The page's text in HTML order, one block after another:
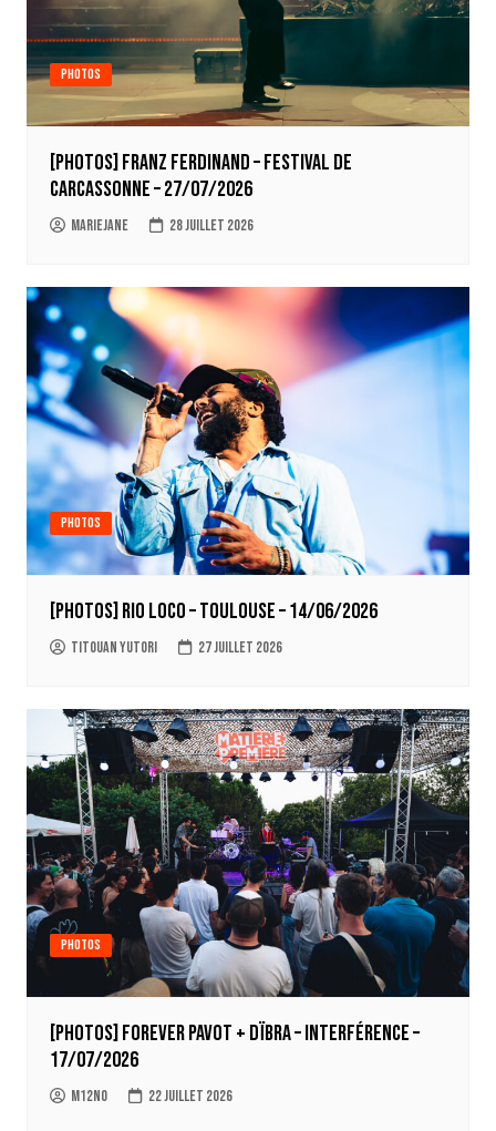
Photos
[Photos] Franz Ferdinand – Festival de
Carcassonne – 27/07/2026
Mariejane 28 juillet 2026
Photos
[PHOTOS] RIO LOCO – Toulouse – 14/06/2026
Titouan Yutori 27 juillet 2026
Photos
[Photos] Forever Pavot + Dïbra – Interférence –
17/07/2026
m12no 22 juillet 2026